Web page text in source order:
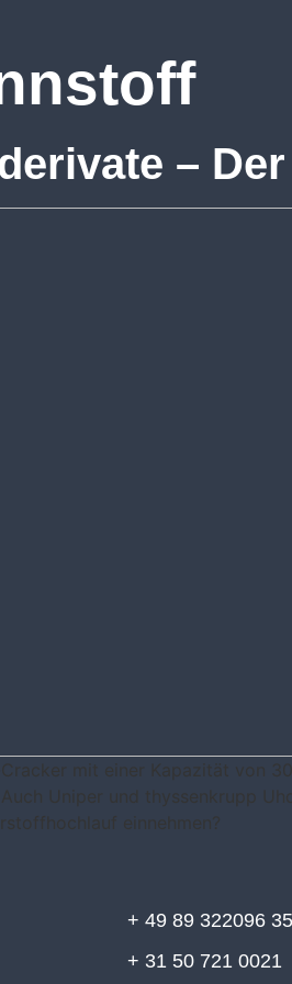
–
mit einer Kapazität von
Uniper und thyssenkrupp
einnehmen?
+ 49 89 322096
+ 31 50 721 0021